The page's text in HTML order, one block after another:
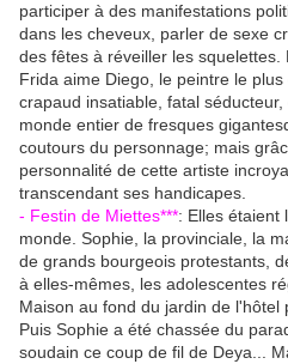
participer à des manifestations
dans les cheveux, parler de sexe
des fêtes à réveiller les squelettes.
Frida aime Diego, le peintre le
crapaud insatiable, fatal
monde entier de fresques
coutours du personnage; mais
personnalité de cette artiste
transcendant ses handicapes.
- Festin de Miettes***: Elles étaient
monde. Sophie, la provinciale, la
de grands bourgeois protestants,
à elles-mêmes, les adolescentes
Maison au fond du jardin de l'hôtel
Puis Sophie a été chassée du
soudain ce coup de fil de Deya...